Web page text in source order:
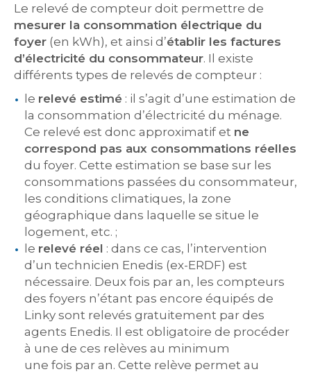
Le relevé de compteur doit permettre de
mesurer la consommation électrique du
foyer (en kWh), et ainsi d’établir les factures
d’électricité du consommateur. Il existe
différents types de relevés de compteur :
le relevé estimé : il s’agit d’une estimation de
la consommation d’électricité du ménage.
Ce relevé est donc approximatif et ne
correspond pas aux consommations réelles
du foyer. Cette estimation se base sur les
consommations passées du consommateur,
les conditions climatiques, la zone
géographique dans laquelle se situe le
logement, etc. ;
le relevé réel : dans ce cas, l’intervention
d’un technicien Enedis (ex-ERDF) est
nécessaire. Deux fois par an, les compteurs
des foyers n’étant pas encore équipés de
Linky sont relevés gratuitement par des
agents Enedis. Il est obligatoire de procéder
à une de ces relèves au minimum
une fois par an. Cette relève permet au